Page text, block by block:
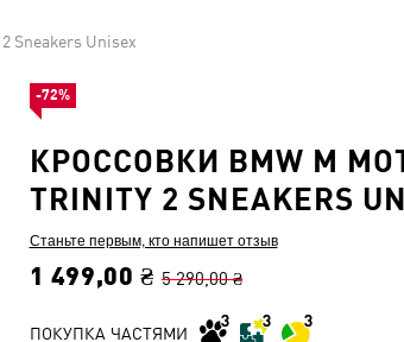
Sneakers Unisex
КРОССОВКИ BMW M
TRINITY 2 SNEAKERS
Станьте первым, кто напишет отзыв
1 499,00 ₴ 5 290,00 ₴
ПОКУПКА ЧАСТЯМИ
-72%